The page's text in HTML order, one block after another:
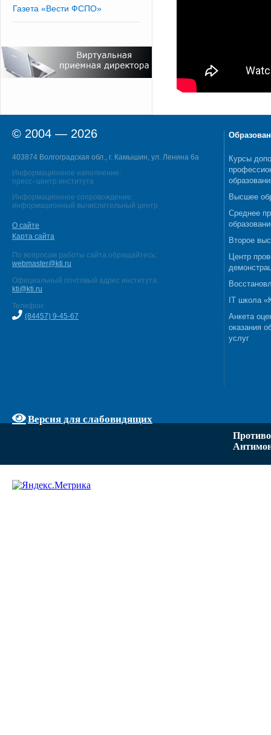
Газета «Вести ФСПО»
© 2004 — 2026
403874 Волгоградская обл., г. Камышин, ул. Ленина 6а
Информационное наполнение:
пресс–центр института
Информационное сопровождение:
информационный вычислительный центр
О сайте
Карта сайта
По вопросам работы сайта обращайтесь:
webmaster@kti.ru
Официальный почтовый адрес института:
kti@kti.ru
Телефон:
(84457) 9-45-67
Версия для слабовидящих
Курсы
Высшее
Среднее
Второе
Центр
IT школа
Анкета
оказания
услуг